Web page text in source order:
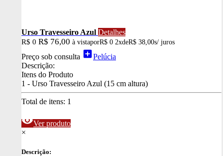
Urso Travesseiro Azul Detalhes
R$ 0 R$ 76,00 à vistaporR$ 0 2xdeR$ 38,00s/ juros
Preço sob consulta add_boxPelúcia
Descrição:
Itens do Produto
1 - Urso Travesseiro Azul (15 cm altura)
Total de itens: 1
visibilityVer produto
×
Descrição: